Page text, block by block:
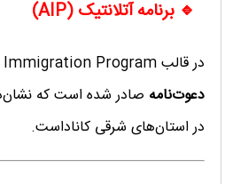
🔹 برنامه آتلانتیک (AIP)
در قالب Atlantic Immigration Program نیز
دعوت‌نامه صادر شده است که
در استان‌های شرقی کاناداست.